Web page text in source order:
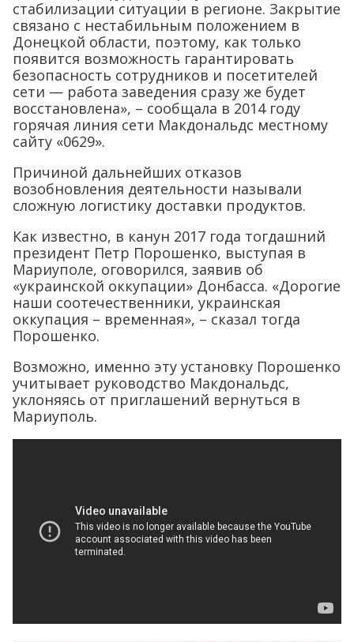
стабилизации ситуации в регионе. Закрытие
связано с нестабильным положением в
Донецкой области, поэтому, как только
появится возможность гарантировать
безопасность сотрудников и посетителей
сети — работа заведения сразу же будет
восстановлена», – сообщала в 2014 году
горячая линия сети Макдональдс местному
сайту «0629».
Причиной дальнейших отказов
возобновления деятельности называли
сложную логистику доставки продуктов.
Как известно, в канун 2017 года тогдашний
президент Петр Порошенко, выступая в
Мариуполе, оговорился, заявив об
«украинской оккупации» Донбасса. «Дорогие
наши соотечественники, украинская
оккупация – временная», – сказал тогда
Порошенко.
Возможно, именно эту установку Порошенко
учитывает руководство Макдональдс,
уклоняясь от приглашений вернуться в
Мариуполь.